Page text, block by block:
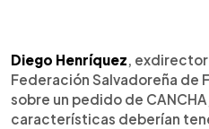
► Escuchar artículo
Diego Henríquez,
Federación Salvadoreña de
sobre un pedido de
características deberían